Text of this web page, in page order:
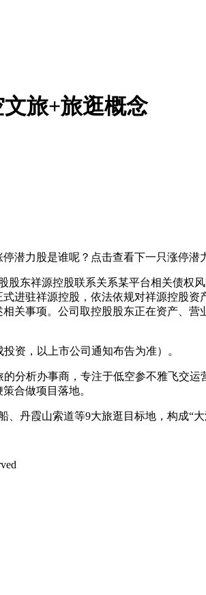
旅+旅逛概念
力股是谁呢？点击查看下一只涨停潜
东祥源控股联系关系某平台相关债权
进驻祥源控股，依法依规对祥源控股
关事项。公司取控股股东正在资产、
，以上市公司通知布告为准）。
析办事商，专注于低空参不雅飞交
合做项目落地。
霞山索道等9大旅逛目标地，构成“大